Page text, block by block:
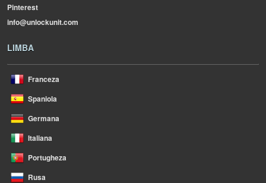
Pinterest
info@unlockunit.com
LIMBA
Franceza
Spaniola
Germana
Italiana
Portugheza
Rusa